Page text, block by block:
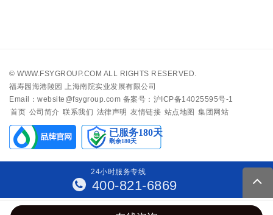
© WWW.FSYGROUP.COM ALL RIGHTS RESERVED.
福寿园海港陵园 上海南院实业发展有限公司
Email：website@fsygroup.com 备案号：沪ICP备14025595号-1
首页 公司简介 联系我们 法律声明 友情链接 站点地图 集团网站
24小时服务专线
400-821-6869